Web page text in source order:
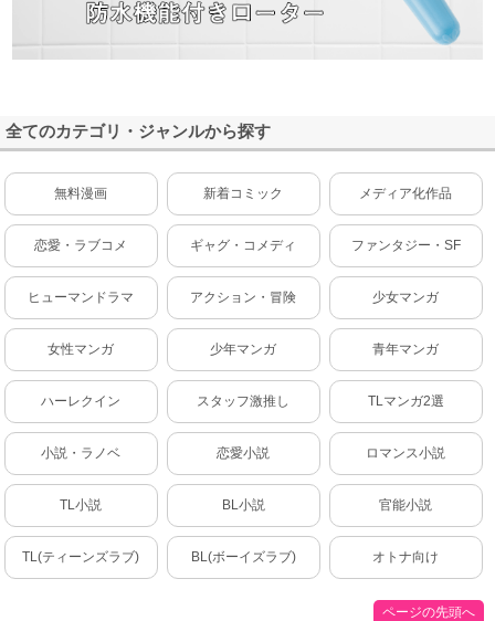
全てのカテゴリ・ジャンルから探す
無料漫画 新着コミック メディア化作品
恋愛・ラブコメ ギャグ・コメディ ファンタジー・SF
ヒューマンドラマ アクション・冒険 少女マンガ
女性マンガ 少年マンガ 青年マンガ
ハーレクイン スタッフ激推し TLマンガ2選
小説・ラノベ 恋愛小説 ロマンス小説
TL小説 BL小説 官能小説
TL(ティーンズラブ) BL(ボーイズラブ) オトナ向け
ページの先頭へ